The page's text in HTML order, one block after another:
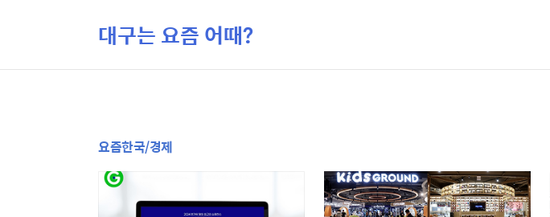
대구는 요즘 어때?
요즘한국/경제